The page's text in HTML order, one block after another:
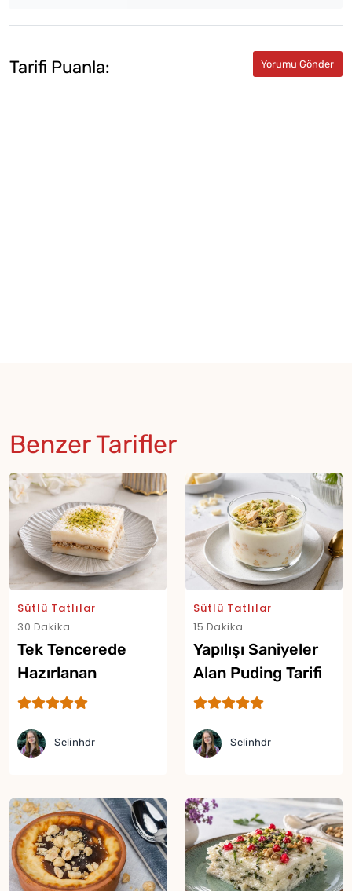
Tarifi Puanla:
Benzer Tarifler
Sütlü Tatlılar
30 Dakika
Tek Tencerede
Hazırlanan
Muhallebili Tatlı
Tarifi
Selinhdr
Sütlü Tatlılar
15 Dakika
Yapılışı Saniyeler
Alan Puding Tarifi
Selinhdr